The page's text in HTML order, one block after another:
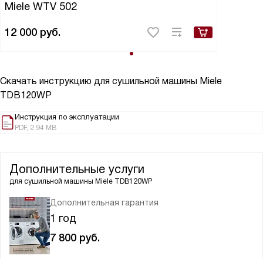
Miele WTV 502
12 000 руб.
Скачать инструкцию для сушильной машины Miele
TDB120WP
Инструкция по эксплуатации
PDF, 2.94 MB
Дополнительные услуги
для сушильной машины Miele TDB120WP
Дополнительная гарантия
1 год
7 800 руб.